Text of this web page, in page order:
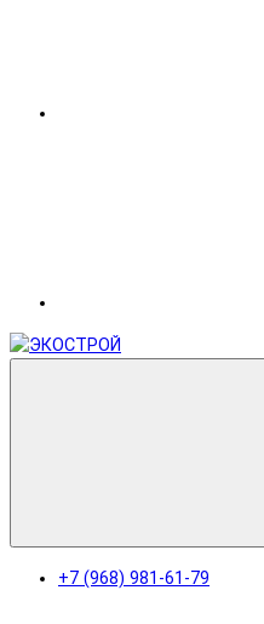
+7 (968) 981-61-79